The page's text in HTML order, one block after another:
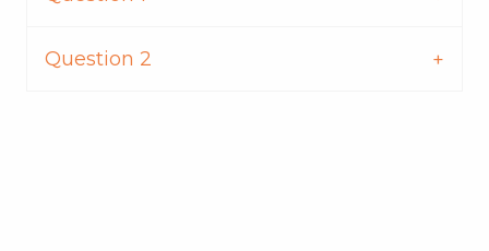
Question 2